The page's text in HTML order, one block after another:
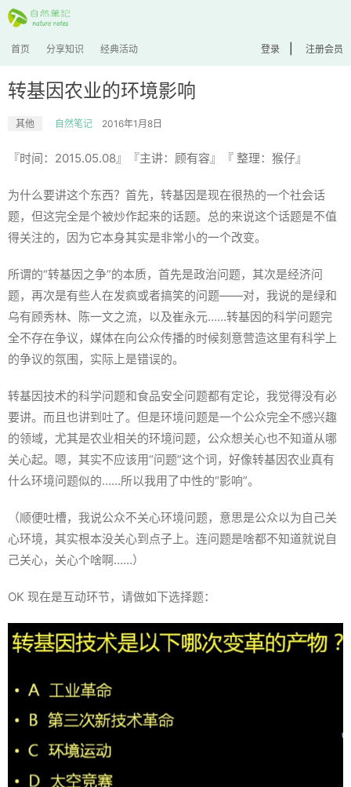
首页 分享知识 经典活动 登录 注册会员
转基因农业的环境影响
其他 自然笔记 2016年1月8日
『时间：2015.05.08』『主讲：顾有容』『 整理：猴仔』
为什么要讲这个东西？首先，转基因是现在很热的一个社会话
题，但这完全是个被炒作起来的话题。总的来说这个话题是不值
得关注的，因为它本身其实是非常小的一个改变。
所谓的“转基因之争”的本质，首先是政治问题，其次是经济问
题，再次是有些人在发疯或者搞笑的问题——对，我说的是绿和
乌有顾秀林、陈一文之流，以及崔永元……转基因的科学问题完
全不存在争议，媒体在向公众传播的时候刻意营造这里有科学上
的争议的氛围，实际上是错误的。
转基因技术的科学问题和食品安全问题都有定论，我觉得没有必
要讲。而且也讲到吐了。但是环境问题是一个公众完全不感兴趣
的领域，尤其是农业相关的环境问题，公众想关心也不知道从哪
关心起。嗯，其实不应该用“问题”这个词，好像转基因农业真有
什么环境问题似的……所以我用了中性的“影响”。
（顺便吐槽，我说公众不关心环境问题，意思是公众以为自己关
心环境，其实根本没关心到点子上。连问题是啥都不知道就说自
己关心，关心个啥啊……）
OK 现在是互动环节，请做如下选择题：